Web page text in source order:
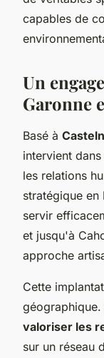
capables de
Un
Garonne
Basé à
intervient
les relations
stratégique en
servir
et jusqu'à
approche
Cette
valoriser les
sur un réseau